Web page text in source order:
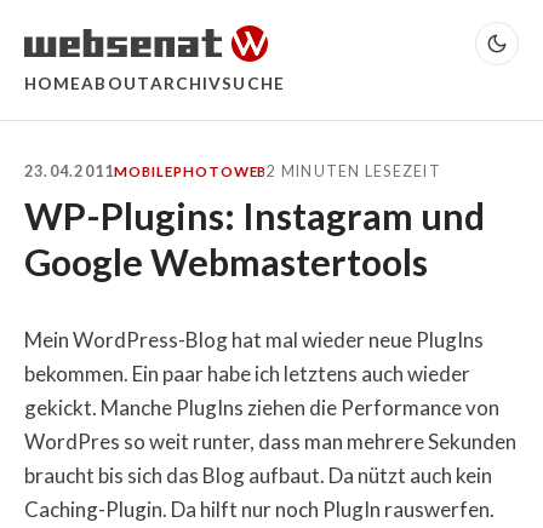
HOMEABOUTARCHIVSUCHE
23.04.2011MOBILEPHOTOWEB2 MINUTEN LESEZEIT
WP-Plugins: Instagram und
Google Webmastertools
Mein WordPress-Blog hat mal wieder neue PlugIns
bekommen. Ein paar habe ich letztens auch wieder
gekickt. Manche PlugIns ziehen die Performance von
WordPres so weit runter, dass man mehrere Sekunden
braucht bis sich das Blog aufbaut. Da nützt auch kein
Caching-Plugin. Da hilft nur noch PlugIn rauswerfen.